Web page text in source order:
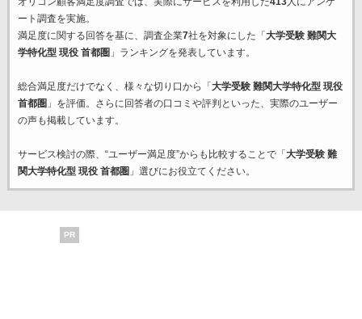
ート調査を実施。
満足度に関する回答を基に、調査企業7社を対象にした「 大学受験 難関大
学特化型 現役 首都圏 」ランキングを発表しています。
総合満足度だけでなく、様々な切り口から「 大学受験 難関大学特化型 現役
首都圏 」を評価。さらに回答者の口コミや評判といった、実際のユーザー
の声も掲載しています。
サービス検討の際、“ユーザー満足度”からも比較することで「 大学受験 難
関大学特化型 現役 首都圏 」選びにお役立てください。
PR